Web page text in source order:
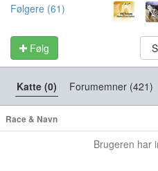
Følgere (61)
Følg
Katte (0) Forumemner (421)
Race & Navn
Brugeren har